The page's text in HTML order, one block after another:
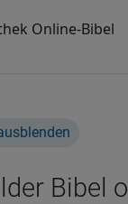
Online-Bibel
Bibel